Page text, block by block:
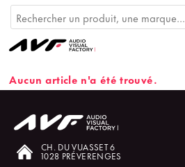
Aucun article n'a été trouvé.
CH. DU VUASSET 6
1028 PRÉVERENGES